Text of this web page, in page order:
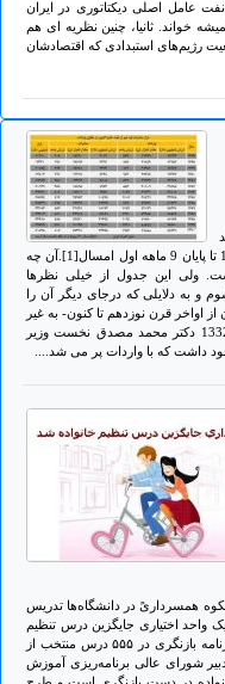
نفت عامل اصلی‌ دیکتاتوری در ایران
خواند. ثانیا، چنین نظریه ای‌ هم
رژیم‌های استبدادی که اقتصادشان
از تجارت خارجی ایران در طول 14 سال یعنی از 1377 تا پایان 9 ماهه اول امسال[1].آن چه
ولی این جدول از خیلی نظرها
و به دلایلی که درجای دیگر آن را
اواخر قرن نوزدهم تا کنون- به غیر
از دو سال و 8 ماهی که تا کودتای ننگین 28 مرداد 1332 دکتر محمد مصدق نخست وزیر
داشت که با واردات پر می شد....
همسرداریً در دانشگاه‌ها تدریس
واحد اختیاری جایگزین درس تنظیم
خانواده در دانشگاه‌ها شود. طرح موجود بخشی از برنامه بازنگری در ۵۵۵ درس منتخب از
دبير شورای عالی برنامه‌ريزی آموزش